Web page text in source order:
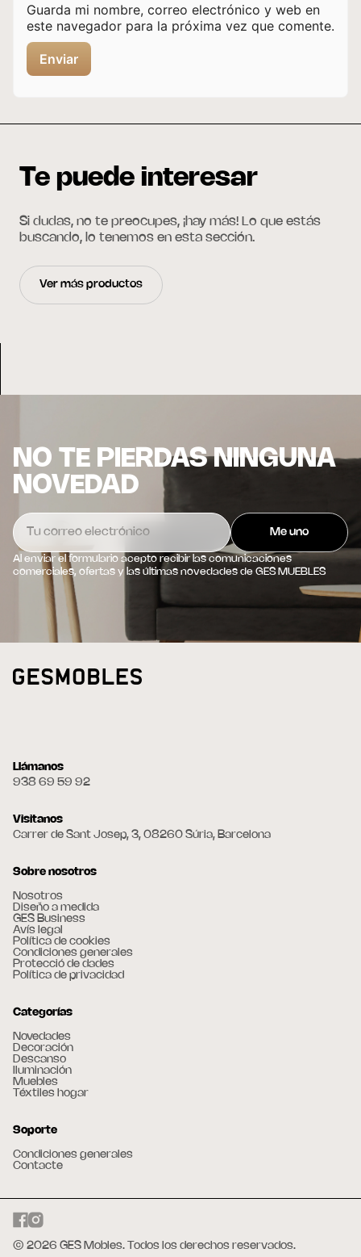
Guarda mi nombre, correo electrónico y web en
este navegador para la próxima vez que comente.
Te puede interesar
Si dudas, no te preocupes, ¡hay más! Lo que estás
buscando, lo tenemos en esta sección.
Ver más productos
NO TE PIERDAS NINGUNA
NOVEDAD
Al enviar el formulario acepto recibir las comunicaciones
comerciales, ofertas y las últimas novedades de GES MUEBLES
Llámanos
938 69 59 92
Visitanos
Carrer de Sant Josep, 3, 08260 Súria, Barcelona
Sobre nosotros
Nosotros
Diseño a medida
GES Business
Avís legal
Política de cookies
Condiciones generales
Protecció de dades
Política de privacidad
Categorías
Novedades
Decoración
Descanso
Iluminación
Muebles
Téxtiles hogar
Soporte
Condiciones generales
Contacte
© 2026 GES Mobles. Todos los derechos reservados.